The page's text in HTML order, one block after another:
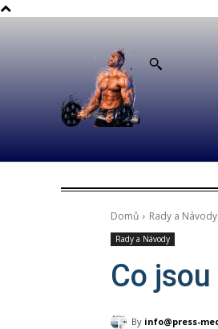
Domů Rady a Návody
Rady a Návody
Co
By info@press-